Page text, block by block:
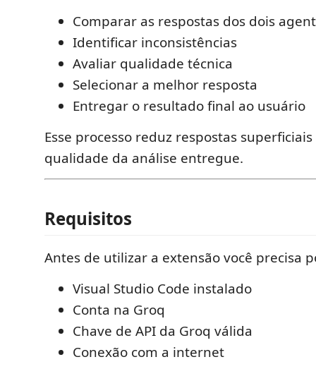
Comparar as respostas dos dois
Identificar inconsistências
Avaliar qualidade técnica
Selecionar a melhor resposta
Entregar o resultado final ao usuário
Esse processo reduz respostas
qualidade da análise entregue.
Requisitos
Antes de utilizar a extensão você precisa
Visual Studio Code instalado
Conta na Groq
Chave de API da Groq válida
Conexão com a internet